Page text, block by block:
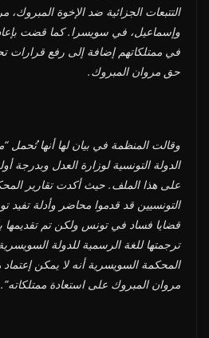
التتبعات الجزائية ضد الإخوة
وإسماعيل، في سويسرا. كما قضت
في ممتلكاتهم إضافة إلى رفع قرارات
حق مروان المبروك.
وقالت المنظمة في بيان لها أنها
الدولة التونسية لوزارة العدل وبدرجة
على هذا الملف. حيث أكدت تقارير
التونسيين قد قدموا محاضر وأدلة
قضايا فساد في تونس ولكن تم تقديمها
ترجمتها للغة الرسمية للدولة
المحكمة السويسرية أنه لا يمكن
مروان المبروك على استعادة ممتلكاته”.